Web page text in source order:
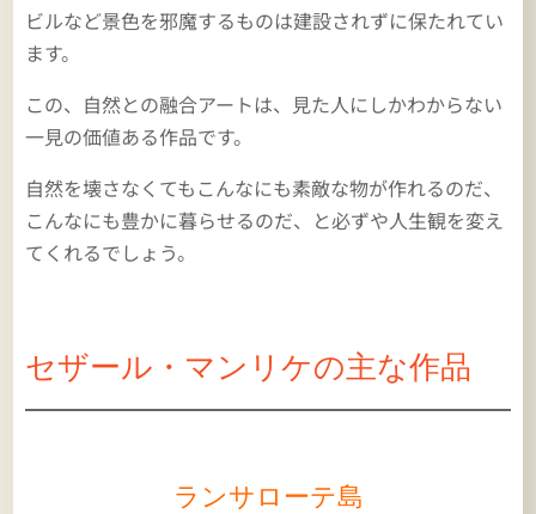
ビルなど景色を邪魔するものは建設されずに保たれてい
ます。
この、自然との融合アートは、見た人にしかわからない
一見の価値ある作品です。
自然を壊さなくてもこんなにも素敵な物が作れるのだ、
こんなにも豊かに暮らせるのだ、と必ずや人生観を変え
てくれるでしょう。
セザール・マンリケの主な作品
ランサローテ島